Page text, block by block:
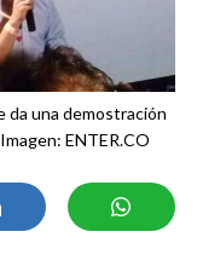
da una demostración
ENTER.CO